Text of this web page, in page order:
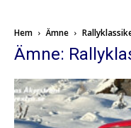
Hem Ämne
Ämne: